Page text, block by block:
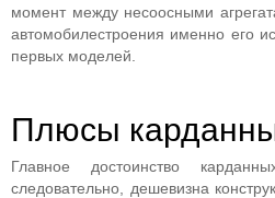
момент между несоосными
автомобилестроения именно его
первых моделей.
Плюсы
Главное достоинство
следовательно, дешевизна